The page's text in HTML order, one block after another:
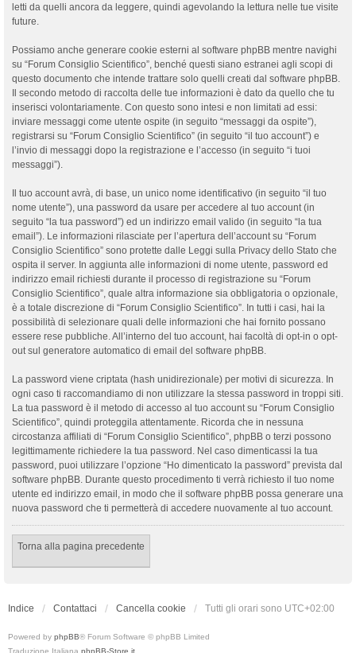
letti da quelli ancora da leggere, quindi agevolando la lettura nelle tue visite
future.
Possiamo anche generare cookie esterni al software phpBB mentre navighi
su “Forum Consiglio Scientifico”, benché questi siano estranei agli scopi di
questo documento che intende trattare solo quelli creati dal software phpBB.
Il secondo metodo di raccolta delle tue informazioni è dato da quello che tu
inserisci volontariamente. Con questo sono intesi e non limitati ad essi:
inviare messaggi come utente ospite (in seguito “messaggi da ospite”),
registrarsi su “Forum Consiglio Scientifico” (in seguito “il tuo account”) e
l’invio di messaggi dopo la registrazione e l’accesso (in seguito “i tuoi
messaggi”).
Il tuo account avrà, di base, un unico nome identificativo (in seguito “il tuo
nome utente”), una password da usare per accedere al tuo account (in
seguito “la tua password”) ed un indirizzo email valido (in seguito “la tua
email”). Le informazioni rilasciate per l’apertura dell’account su “Forum
Consiglio Scientifico” sono protette dalle Leggi sulla Privacy dello Stato che
ospita il server. In aggiunta alle informazioni di nome utente, password ed
indirizzo email richiesti durante il processo di registrazione su “Forum
Consiglio Scientifico”, quale altra informazione sia obbligatoria o opzionale,
è a totale discrezione di “Forum Consiglio Scientifico”. In tutti i casi, hai la
possibilità di selezionare quali delle informazioni che hai fornito possano
essere rese pubbliche. All’interno del tuo account, hai facoltà di opt-in o opt-
out sul generatore automatico di email del software phpBB.
La password viene criptata (hash unidirezionale) per motivi di sicurezza. In
ogni caso ti raccomandiamo di non utilizzare la stessa password in troppi siti.
La tua password è il metodo di accesso al tuo account su “Forum Consiglio
Scientifico”, quindi proteggila attentamente. Ricorda che in nessuna
circostanza affiliati di “Forum Consiglio Scientifico”, phpBB o terzi possono
legittimamente richiedere la tua password. Nel caso dimenticassi la tua
password, puoi utilizzare l’opzione “Ho dimenticato la password” prevista dal
software phpBB. Durante questo procedimento ti verrà richiesto il tuo nome
utente ed indirizzo email, in modo che il software phpBB possa generare una
nuova password che ti permetterà di accedere nuovamente al tuo account.
Torna alla pagina precedente
Indice Contattaci Cancella cookie Tutti gli orari sono UTC+02:00
Powered by phpBB® Forum Software © phpBB Limited
Traduzione Italiana phpBB-Store.it